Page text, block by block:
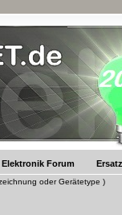
Elektronik Forum
oder Gerätetype )